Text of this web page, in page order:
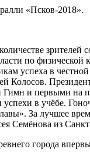
«Псков-2018».
зрителей
по
успеха в
Колосов.
и первыми на
в учёбе.
За лучшее
Семёнова из
города